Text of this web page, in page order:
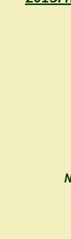
IRATKOZZ FEL A
TAROT